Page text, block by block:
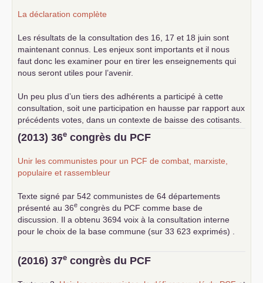
La déclaration complète
Les résultats de la consultation des 16, 17 et 18 juin sont
maintenant connus. Les enjeux sont importants et il nous
faut donc les examiner pour en tirer les enseignements qui
nous seront utiles pour l’avenir.
Un peu plus d’un tiers des adhérents a participé à cette
consultation, soit une participation en hausse par rapport aux
précédents votes, dans un contexte de baisse des cotisants.
... lire la suite
(2013) 36e congrès du PCF
Unir les communistes pour un PCF de combat, marxiste,
populaire et rassembleur
Texte signé par 542 communistes de 64 départements
présenté au 36e congrès du PCF comme base de
discussion. Il a obtenu 3694 voix à la consultation interne
pour le choix de la base commune (sur 33 623 exprimés) .
(2016) 37e congrès du PCF